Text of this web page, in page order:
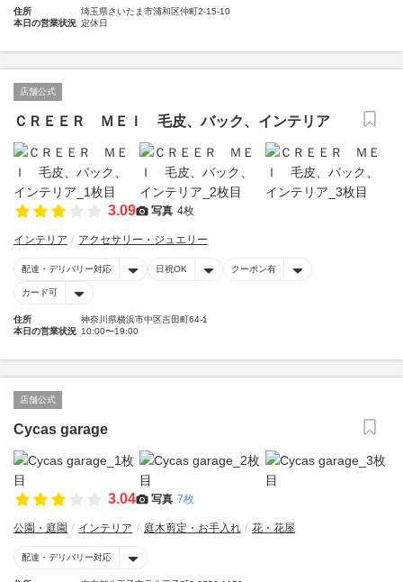
住所
埼玉県さいたま市浦和区仲町2-15-10
本日の営業状況 定休日
店舗公式
ＣＲＥＥＲ ＭＥＩ 毛皮、バック、インテリア
3.09 写真 4枚
インテリア アクセサリー・ジュエリー
配達・デリバリー対応 日祝OK クーポン有
カード可
住所
神奈川県横浜市中区吉田町64-1
本日の営業状況 10:00〜19:00
店舗公式
Cycas garage
3.04 写真 7枚
公園・庭園 インテリア 庭木剪定・お手入れ 花・花屋
配達・デリバリー対応